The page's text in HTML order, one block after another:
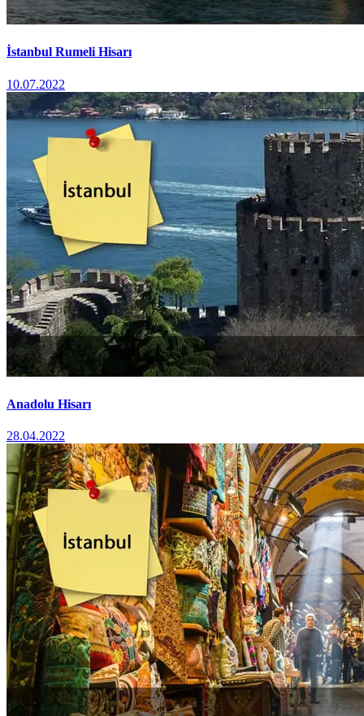
İstanbul Rumeli Hisarı
10.07.2022
Anadolu Hisarı
28.04.2022